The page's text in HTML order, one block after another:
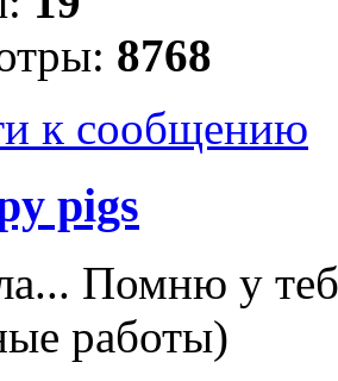
8768
к сообщению
pigs
Помню у
работы)